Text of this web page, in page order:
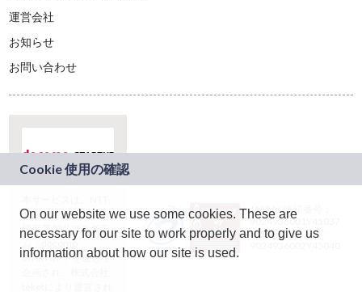
運営会社
お知らせ
お問い合わせ
ドコモグループの新
規事業創出プログラ
ム「docomo
STARTUP」を通じて
JASRAC許諾番号：
9024936001Y45037
JASRAC許諾番号：
On our website we use some cookies. These are
necessary for our site to work properly and to give us
information about how our site is used.